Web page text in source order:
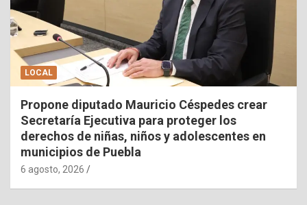
LOCAL
Propone diputado Mauricio Céspedes crear
Secretaría Ejecutiva para proteger los
derechos de niñas, niños y adolescentes en
municipios de Puebla
6 agosto, 2026